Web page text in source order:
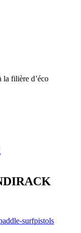
la filière d’éco